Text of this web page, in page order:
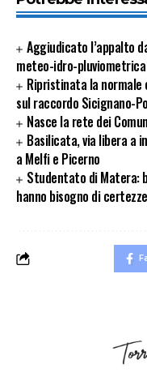
Aggiudicato l’appalto
meteo-idro-
Ripristinata la normale
sul raccordo Sicignano-
Nasce la rete dei
Basilicata, via libera a
a Melfi e Picerno
Studentato di Matera:
hanno bisogno di